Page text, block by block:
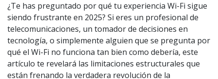
¿Te has preguntado por qué tu experiencia Wi-Fi sigue
siendo frustrante en 2025? Si eres un profesional de
telecomunicaciones, un tomador de decisiones en
tecnología, o simplemente alguien que se pregunta por
qué el Wi-Fi no funciona tan bien como debería, este
artículo te revelará las limitaciones estructurales que
están frenando la verdadera revolución de la